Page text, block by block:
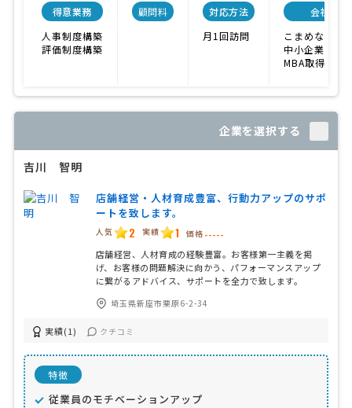
得意業務
人事制度構築
評価制度構築
顧問料
対応方法
月1回訪問
会社特色
こまめな対応
中小企業診断
MBA取得
企業を選択する
吉川 智明
店舗経営・人材育成豊富、行動力アップのサポ
ートを致します。
人気 2 実績 1 価格 -----
店舗経営、人材育成の経験豊富。お客様第一主義を掲
げ、お客様の問題解決に向かう、パフォーマンスアップ
に繋がるアドバイス、サポートを全力で致します。
埼玉県新座市栗原6-2-34
実績(1) クチコミ
特徴
従業員のモチベーションアップ